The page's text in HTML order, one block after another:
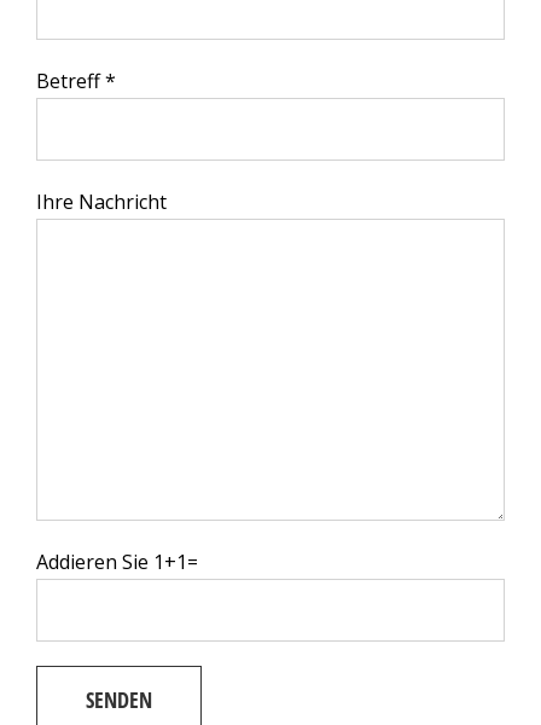
Betreff *
Ihre Nachricht
Addieren Sie 1+1=